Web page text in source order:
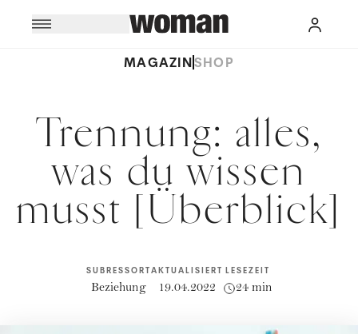
MAGAZINSHOP
Trennung: alles,
was du wissen
musst [Überblick]
SUBRESSORT
Beziehung
AKTUALISIERT
19.04.2022
LESEZEIT
24 min